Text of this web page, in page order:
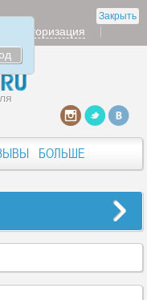
Закрыть
Авторизация
БОЛЬШЕ